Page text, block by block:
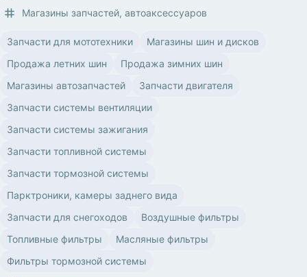
Магазины запчастей, автоаксессуаров
Запчасти для мототехники
Магазины шин и дисков
Продажа летних шин
Продажа зимних шин
Магазины автозапчастей
Запчасти двигателя
Запчасти системы вентиляции
Запчасти системы зажигания
Запчасти топливной системы
Запчасти тормозной системы
Парктроники, камеры заднего вида
Запчасти для снегоходов
Воздушные фильтры
Топливные фильтры
Масляные фильтры
Фильтры тормозной системы